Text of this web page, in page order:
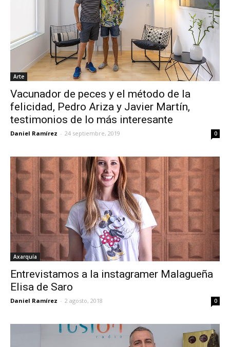
Arte
Vacunador de peces y el método de la
felicidad, Pedro Ariza y Javier Martín,
testimonios de lo más interesante
Daniel Ramírez - 24 septiembre, 2019 0
Axarquía
Entrevistamos a la instagramer Malagueña
Elisa de Saro
Daniel Ramírez - 2 agosto, 2018 0